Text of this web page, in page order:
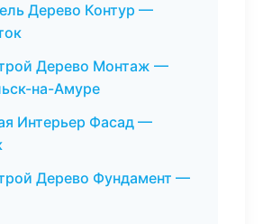
Дерево Контур —
Дерево Монтаж —
на-Амуре
Интерьер Фасад —
Дерево Фундамент —